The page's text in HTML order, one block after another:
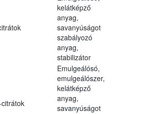
kelátképző
anyag,
savanyúságot
szabályozó
anyag,
stabilizátor
Emulgeálósó,
emulgeálószer,
kelátképző
anyag,
savanyúságot